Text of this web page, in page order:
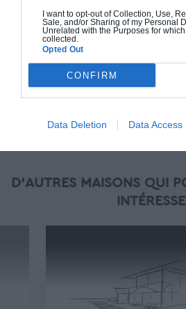
I want to opt-out of Collection, Use,
Sale, and/or Sharing of my Personal
Unrelated with the Purposes for
collected.
Opted Out
CONFIRM
Data Deletion Data Access
piscine, jardin et
À partir de
260
Je la veux !
D'AUTRES MAISONS QUI